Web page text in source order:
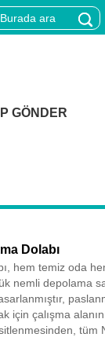
GÖNDER
Dolabı
hem temiz oda
nemli depolama
için çalışma
tüm